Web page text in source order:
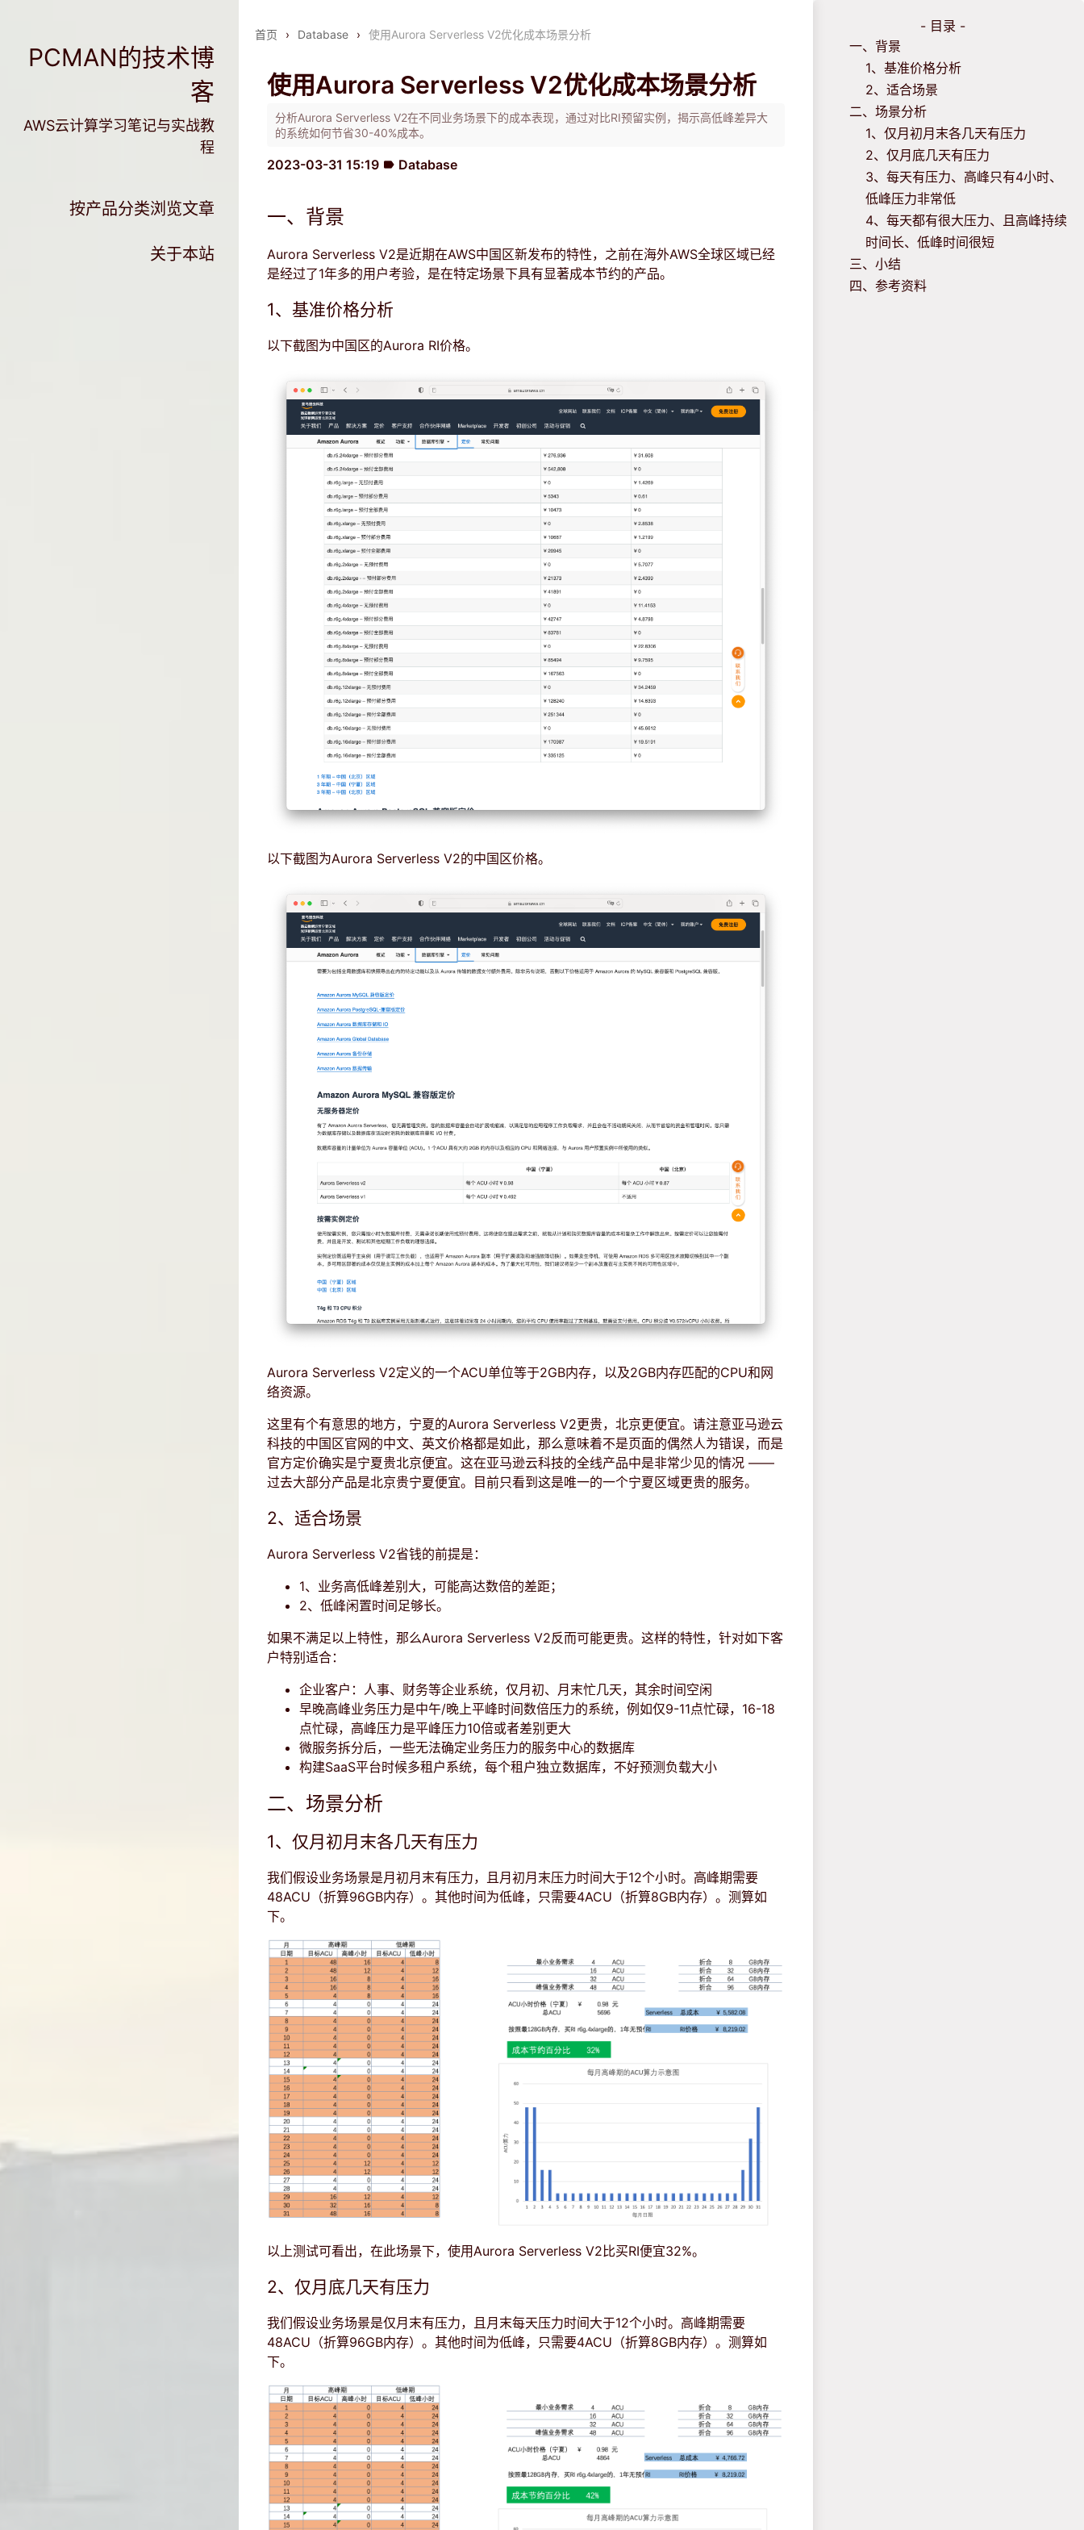
首页 › Database › 使用Aurora Serverless V2优化成本场景分析
使用Aurora Serverless V2优化成本场景分析
分析Aurora Serverless V2在不同业务场景下的成本表现，通过对比RI预留实例，揭示高低峰差异大
的系统如何节省30-40%成本。
2023-03-31 15:19 label Database
一、背景
Aurora Serverless V2是近期在AWS中国区新发布的特性，之前在海外AWS全球区域已经
是经过了1年多的用户考验，是在特定场景下具有显著成本节约的产品。
1、基准价格分析
以下截图为中国区的Aurora RI价格。
以下截图为Aurora Serverless V2的中国区价格。
Aurora Serverless V2定义的一个ACU单位等于2GB内存，以及2GB内存匹配的CPU和网
络资源。
这里有个有意思的地方，宁夏的Aurora Serverless V2更贵，北京更便宜。请注意亚马逊云
科技的中国区官网的中文、英文价格都是如此，那么意味着不是页面的偶然人为错误，而是
官方定价确实是宁夏贵北京便宜。这在亚马逊云科技的全线产品中是非常少见的情况 ——
过去大部分产品是北京贵宁夏便宜。目前只看到这是唯一的一个宁夏区域更贵的服务。
2、适合场景
Aurora Serverless V2省钱的前提是：
1、业务高低峰差别大，可能高达数倍的差距；
2、低峰闲置时间足够长。
如果不满足以上特性，那么Aurora Serverless V2反而可能更贵。这样的特性，针对如下客
户特别适合：
企业客户：人事、财务等企业系统，仅月初、月末忙几天，其余时间空闲
早晚高峰业务压力是中午/晚上平峰时间数倍压力的系统，例如仅9-11点忙碌，16-18
点忙碌，高峰压力是平峰压力10倍或者差别更大
微服务拆分后，一些无法确定业务压力的服务中心的数据库
构建SaaS平台时候多租户系统，每个租户独立数据库，不好预测负载大小
二、场景分析
1、仅月初月末各几天有压力
我们假设业务场景是月初月末有压力，且月初月末压力时间大于12个小时。高峰期需要
48ACU（折算96GB内存）。其他时间为低峰，只需要4ACU（折算8GB内存）。测算如
下。
以上测试可看出，在此场景下，使用Aurora Serverless V2比买RI便宜32%。
2、仅月底几天有压力
我们假设业务场景是仅月末有压力，且月末每天压力时间大于12个小时。高峰期需要
48ACU（折算96GB内存）。其他时间为低峰，只需要4ACU（折算8GB内存）。测算如
下。
PCMAN的技术博
客
AWS云计算学习笔记与实战教
程
按产品分类浏览文章
关于本站
- 目录 -
一、背景
1、基准价格分析
2、适合场景
二、场景分析
1、仅月初月末各几天有压力
2、仅月底几天有压力
3、每天有压力、高峰只有4小时、
低峰压力非常低
4、每天都有很大压力、且高峰持续
时间长、低峰时间很短
三、小结
四、参考资料